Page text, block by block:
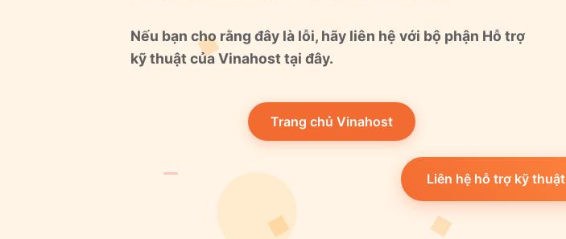
Nếu bạn cho rằng đây là lỗi, hãy liên hệ với bộ phận Hỗ trợ
kỹ thuật của Vinahost tại đây.
Trang chủ Vinahost
Liên hệ hỗ trợ kỹ thuật